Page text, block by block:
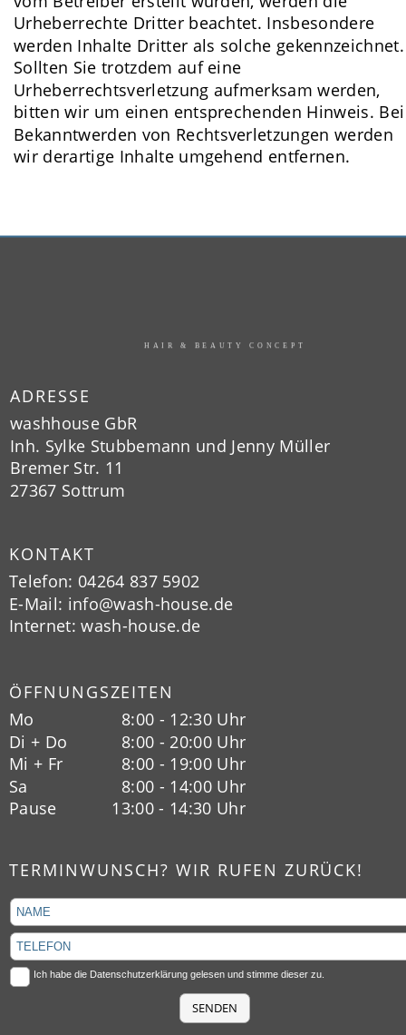
ADRESSE
washhouse GbR
Inh. Sylke Stubbemann und Jenny Müller
Bremer Str. 11
27367 Sottrum
KONTAKT
Telefon: 04264 837 5902
E-Mail: info@wash-house.de
Internet: wash-house.de
ÖFFNUNGSZEITEN
Mo
  8:00 - 12:30 Uhr
Di + Do
  8:00 - 20:00 Uhr
Mi + Fr
  8:00 - 19:00 Uhr
Sa
  8:00 - 14:00 Uhr
Pause
13:00 - 14:30 Uhr
HAIR & BEAUTY CONCEPT
Ich habe die Datenschutzerklärunggelesen und stimme dieser zu.
SENDEN
TERMINWUNSCH? WIR RUFEN ZURÜCK!
Urheberrechte Dritter beachtet. Insbesondere
werden Inhalte Dritter als solche
Sollten Sie trotzdem auf eine
Urheberrechtsverletzung aufmerksam werden,
bitten wir um einen entsprechenden Hinweis.
Bekanntwerden von Rechtsverletzungen werden
wir derartige Inhalte umgehend entfernen.